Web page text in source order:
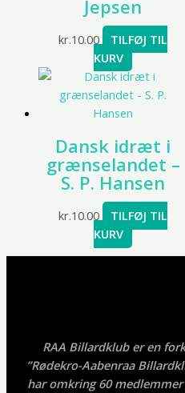
Jepsen
kr.10.00
TILFØJ TIL
KURV
Dansk idræt i
grænselandet –
S. P. Hansen
kr.10.00
TILFØJ TIL
KURV
RAA Billardklub er en
”Rødekro-Aabenraa
har omkring 60 medlemmer